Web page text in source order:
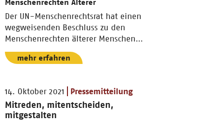
Menschenrechten Älterer
Der UN-Menschenrechtsrat hat einen
wegweisenden Beschluss zu den
Menschenrechten älterer Menschen
verabschiedet.
mehr erfahren
14. Oktober 2021 Pressemitteilung
Mitreden, mitentscheiden,
mitgestalten